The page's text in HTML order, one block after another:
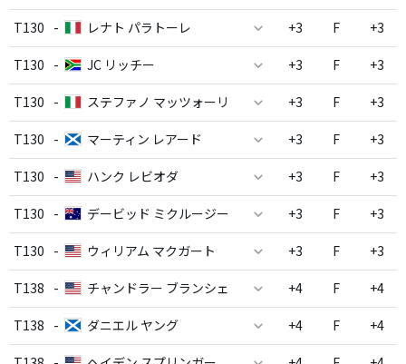
T130 - レナト パラトーレ +3 F +3
T130 - JC リッチー +3 F +3
T130 - ステファノ マッツォーリ +3 F +3
T130 - マーティン レアード +3 F +3
T130 - ハンク レビオダ +3 F +3
T130 - デービッド ミクルージー +3 F +3
T130 - ウィリアム マクガート +3 F +3
T138 - チャンドラー ブランシェ +4 F +4
T138 - ダニエル ヤング +4 F +4